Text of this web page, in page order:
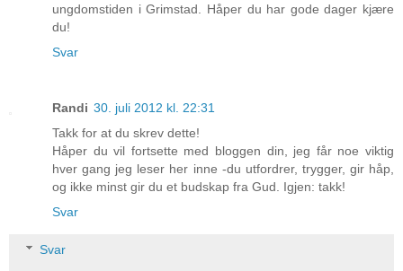
ungdomstiden i Grimstad. Håper du har gode dager kjære
du!
Svar
Randi 30. juli 2012 kl. 22:31
Takk for at du skrev dette!
Håper du vil fortsette med bloggen din, jeg får noe viktig
hver gang jeg leser her inne -du utfordrer, trygger, gir håp,
og ikke minst gir du et budskap fra Gud. Igjen: takk!
Svar
Svar